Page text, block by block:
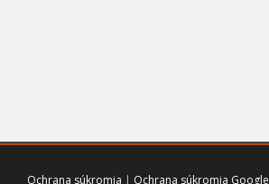
Ochrana súkromia | Ochrana súkromia Google